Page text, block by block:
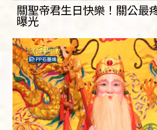
關聖帝君生日快樂！關公最
曝光